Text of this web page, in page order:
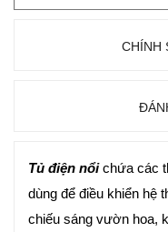
CHÍNH
Tủ điện nổichứa các
dùng để điều khiển hệ
chiếu sáng vườn hoa,